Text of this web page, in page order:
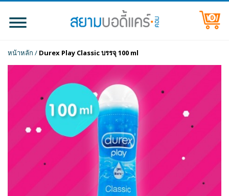
0
หน้าหลัก / Durex Play Classic บรรจุ 100 ml